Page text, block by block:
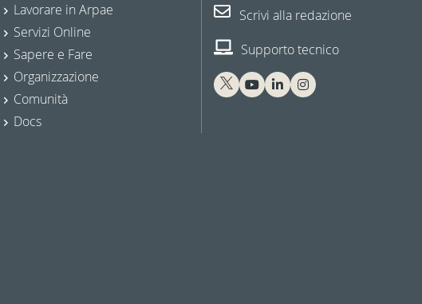
Lavorare in Arpae
Servizi Online
Sapere e Fare
Organizzazione
Comunità
Docs
Scrivi alla redazione
Supporto tecnico